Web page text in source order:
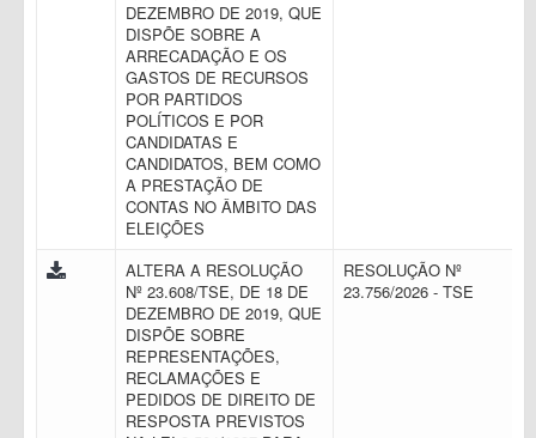
DEZEMBRO DE 2019, QUE
DISPÕE SOBRE A
ARRECADAÇÃO E OS
GASTOS DE RECURSOS
POR PARTIDOS
POLÍTICOS E POR
CANDIDATAS E
CANDIDATOS, BEM COMO
A PRESTAÇÃO DE
CONTAS NO ÂMBITO DAS
ELEIÇÕES
ALTERA A RESOLUÇÃO
Nº 23.608/TSE, DE 18 DE
DEZEMBRO DE 2019, QUE
DISPÕE SOBRE
REPRESENTAÇÕES,
RECLAMAÇÕES E
PEDIDOS DE DIREITO DE
RESPOSTA PREVISTOS
RESOLUÇÃO Nº
23.756/2026 - TSE